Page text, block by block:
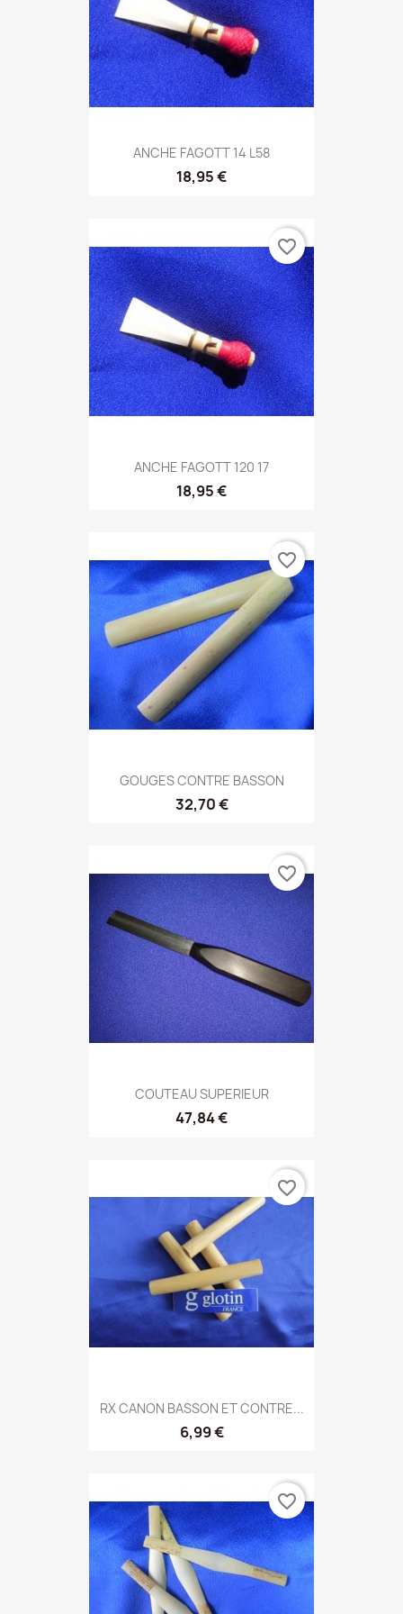
ANCHE FAGOTT 14 L58
18,95 €
ANCHE FAGOTT 120 17
18,95 €
favorite_border
GOUGES CONTRE BASSON
32,70 €
favorite_border
COUTEAU SUPERIEUR
47,84 €
favorite_border
RX CANON BASSON ET CONTRE...
6,99 €
favorite_border
favorite_border